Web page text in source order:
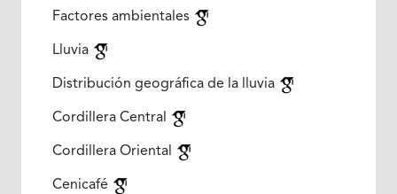
Factores ambientales
Lluvia
Distribución geográfica de la lluvia
Cordillera Central
Cordillera Oriental
Cenicafé